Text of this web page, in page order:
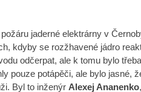
jaderné elektrárny v
kdyby se rozžhavené jádro
odčerpat, ale k tomu bylo
pouze potápěči, ale bylo jasné,
Byl to inženýr Alexej Ananenko